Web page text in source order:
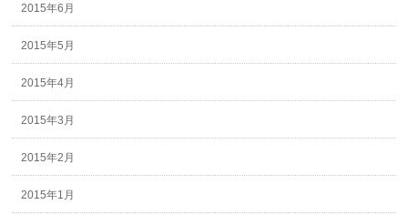
2015年6月
2015年5月
2015年4月
2015年3月
2015年2月
2015年1月